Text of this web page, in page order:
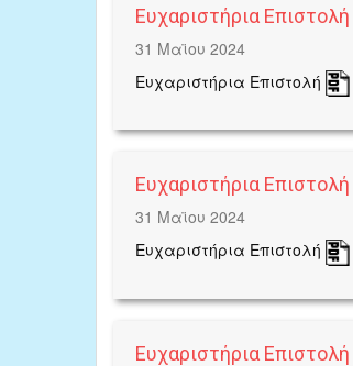
Ευχαριστήρια Επιστολή
31 Μαϊου 2024
Ευχαριστήρια Επιστολή
Ευχαριστήρια Επιστολή
31 Μαϊου 2024
Ευχαριστήρια Επιστολή
Ευχαριστήρια Επιστολή